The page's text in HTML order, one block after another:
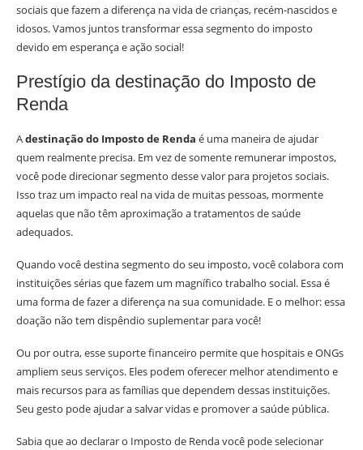
sociais que fazem a diferença na vida de crianças, recém-nascidos e
idosos. Vamos juntos transformar essa segmento do imposto
devido em esperança e ação social!
Prestígio da destinação do Imposto de
Renda
Adestinação do Imposto de Renda é uma maneira de ajudar
quem realmente precisa. Em vez de somente remunerar impostos,
você pode direcionar segmento desse valor para projetos sociais.
Isso traz um impacto real na vida de muitas pessoas, mormente
aquelas que não têm aproximação a tratamentos de saúde
adequados.
Quando você destina segmento do seu imposto, você colabora com
instituições sérias que fazem um magnífico trabalho social. Essa é
uma forma de fazer a diferença na sua comunidade. E o melhor: essa
doação não tem dispêndio suplementar para você!
Ou por outra, esse suporte financeiro permite que hospitais e ONGs
ampliem seus serviços. Eles podem oferecer melhor atendimento e
mais recursos para as famílias que dependem dessas instituições.
Seu gesto pode ajudar a salvar vidas e promover a saúde pública.
Sabia que ao declarar o Imposto de Renda você pode selecionar